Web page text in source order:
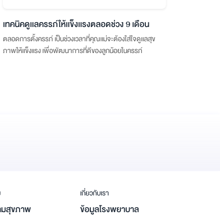
เทคนิคดูเเลครรภ์ให้เเข็งเเรงตลอดช่วง 9 เดือน
ตลอดการตั้งครรภ์ เป็นช่วงเวลาที่คุณเเม่จะต้องใส่ใจดูเเลสุข
ภาพให้เเข็งเเรง เพื่อพัฒนาการที่ดีของลูกน้อยในครรภ์
สุขภาพ
เกี่ยวกับเรา
ข้อมูลโรงพยาบาล